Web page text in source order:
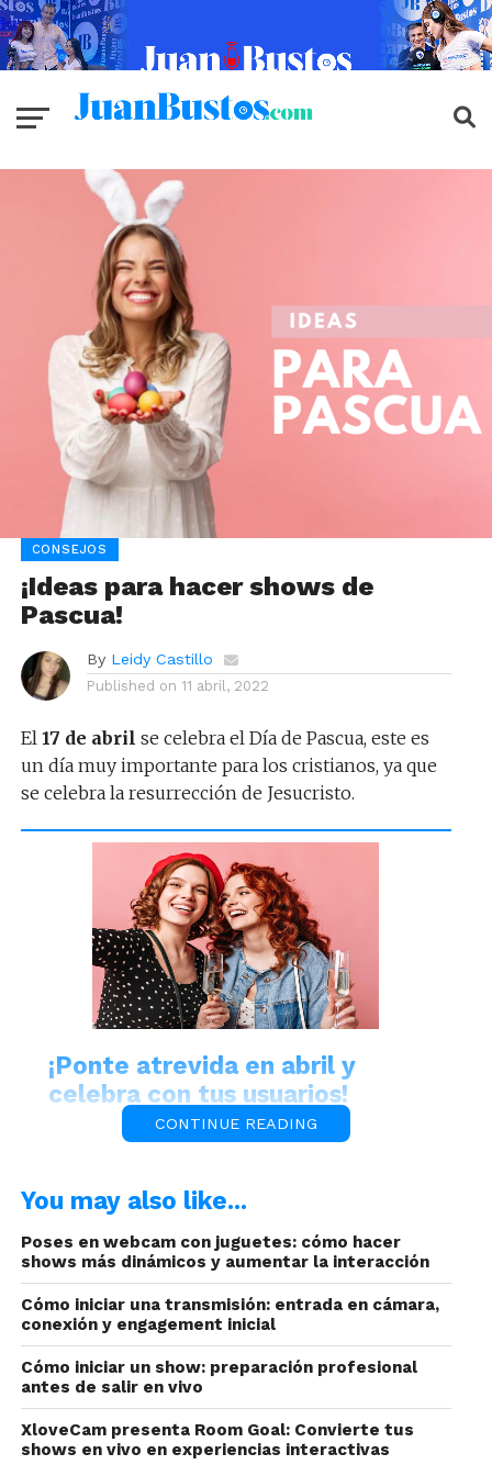
CONSEJOS
¡Ideas para hacer shows de
Pascua!
By Leidy Castillo
Published on 11 abril, 2022
El17 de abril se celebra el Día de Pascua, este es
un día muy importante para los cristianos, ya que
se celebra la resurrección de Jesucristo.
¡Ponte atrevida en abril y
celebra con tus usuarios!
Por ser una celebración religiosa, solo es común
en los países que practican la religión cristiana.
Los países en donde más se celebra es en: España,
Francia, Alemania, Reino Unido, Estados Unidos.
En este último se celebra con el tradicional
CONTINUE READING
You may also like...
Poses en webcam con juguetes: cómo hacer
shows más dinámicos y aumentar la interacción
Cómo iniciar una transmisión: entrada en cámara,
conexión y engagement inicial
Cómo iniciar un show: preparación profesional
antes de salir en vivo
XloveCam presenta Room Goal: Convierte tus
shows en vivo en experiencias interactivas